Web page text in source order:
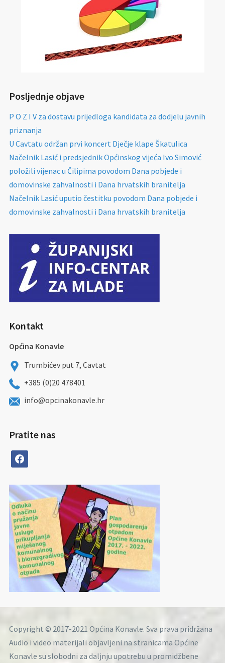
Posljednje objave
P O Z I V za dostavu prijedloga kandidata za dodjelu javnih
priznanja
U Cavtatu održan prvi koncert Dječje klape Škatulica
Načelnik Lasić i predsjednik Općinskog vijeća Ivo Simović
položili vijenac u Čilipima povodom Dana pobjede i
domovinske zahvalnosti i Dana hrvatskih branitelja
Načelnik Lasić uputio čestitku povodom Dana pobjede i
domovinske zahvalnosti i Dana hrvatskih branitelja
Kontakt
Općina Konavle
Trumbićev put 7, Cavtat
+385 (0)20 478401
info@opcinakonavle.hr
Pratite nas
facebook
Copyright © 2017-2021 Općina Konavle. Sva prava pridržana
Audio i video materijali objavljeni na stranicama Općine
Konavle su slobodni za daljnju upotrebu u promidžbene